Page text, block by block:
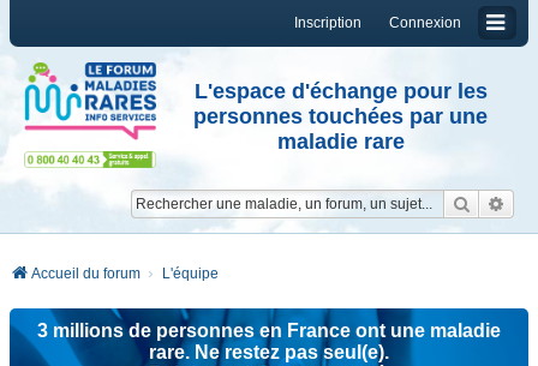
Connexion
Inscription
L'espace d'échange pour les
personnes touchées par une
maladie rare
Accueil du forum L'équipe
3 millions de personnes en France ont une maladie
rare. Ne restez pas seul(e).